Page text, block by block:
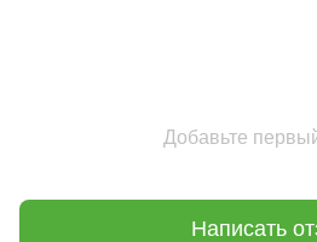
Добавьте
Написать